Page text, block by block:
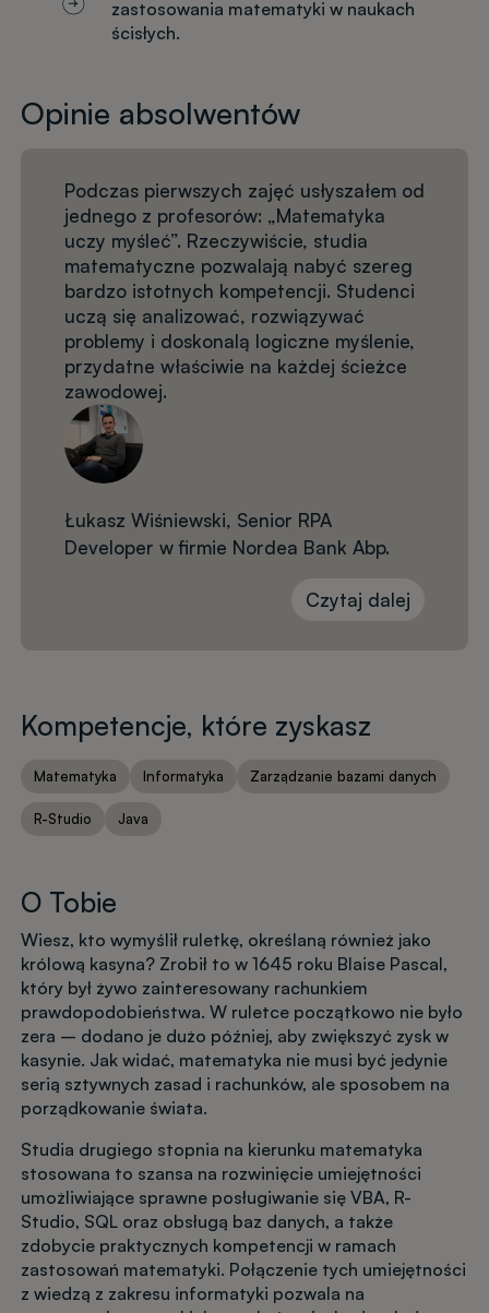
zastosowania matematyki w naukach
ścisłych.
Opinie absolwentów
Podczas pierwszych zajęć usłyszałem od
jednego z profesorów: „Matematyka
uczy myśleć”. Rzeczywiście, studia
matematyczne pozwalają nabyć szereg
bardzo istotnych kompetencji. Studenci
uczą się analizować, rozwiązywać
problemy i doskonalą logiczne myślenie,
przydatne właściwie na każdej ścieżce
zawodowej.
Łukasz Wiśniewski, Senior RPA
Developer w firmie Nordea Bank Abp.
Czytaj dalej
Kompetencje, które zyskasz
Matematyka Informatyka Zarządzanie bazami danych
R-Studio Java
O Tobie
Wiesz, kto wymyślił ruletkę, określaną również jako
królową kasyna? Zrobił to w 1645 roku Blaise Pascal,
który był żywo zainteresowany rachunkiem
prawdopodobieństwa. W ruletce początkowo nie było
zera – dodano je dużo później, aby zwiększyć zysk w
kasynie. Jak widać, matematyka nie musi być jedynie
serią sztywnych zasad i rachunków, ale sposobem na
porządkowanie świata.
Studia drugiego stopnia na kierunku matematyka
stosowana to szansa na rozwinięcie umiejętności
umożliwiające sprawne posługiwanie się VBA, R-
Studio, SQL oraz obsługą baz danych, a także
zdobycie praktycznych kompetencji w ramach
zastosowań matematyki. Połączenie tych umiejętności
z wiedzą z zakresu informatyki pozwala na